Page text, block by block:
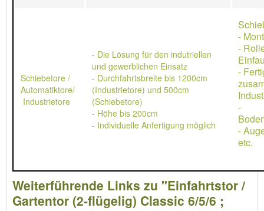
Schiebetore /
Automatiktore/
Industrietore
- Die Lösung für den indutriellen
und gewerblichen Einsatz
- Durchfahrtsbreite bis 1200cm
(Industrietore) und 500cm
(Schiebetore)
- Höhe bis 200cm
- Individuelle Anfertigung möglich
-
-
-
-
-
etc.
Weiterführende Links zu "Einfahrtstor /
Gartentor (2-flügelig) Classic 6/5/6 ;